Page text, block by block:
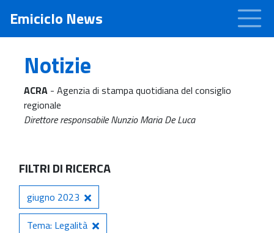
Emiciclo News
Notizie
ACRA - Agenzia di stampa quotidiana del consiglio
regionale
Direttore responsabile Nunzio Maria De Luca
FILTRI DI RICERCA
giugno 2023
Tema: Legalità